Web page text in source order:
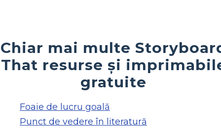
Chiar mai multe
That resurse și
gratuite
Foaie de lucru goală
Punct de vedere în literatură